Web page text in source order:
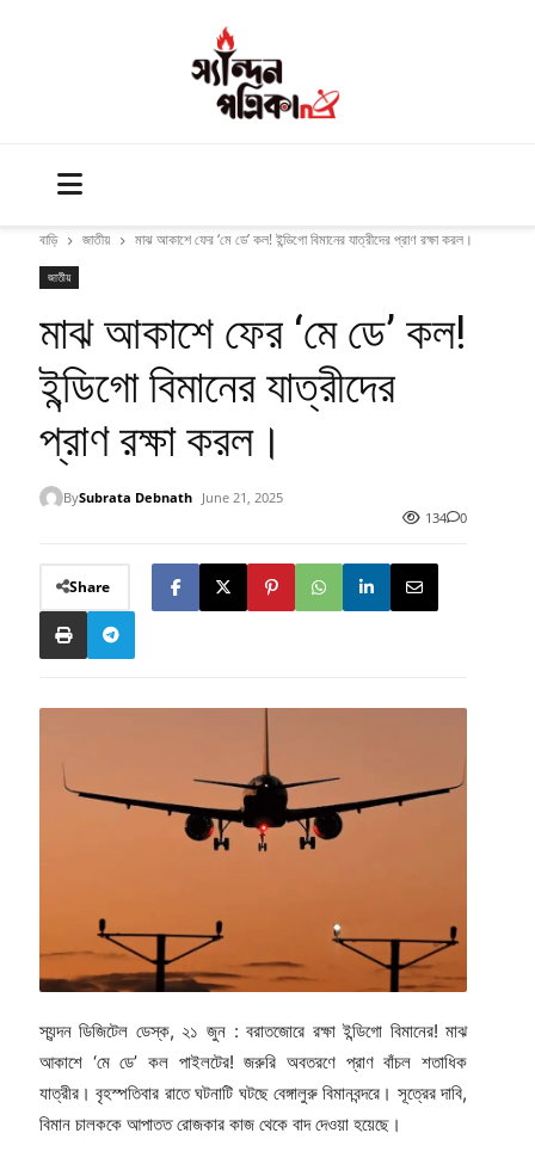
বাড়ি জাতীয় মাঝ আকাশে ফের ‘মে ডে’ কল! ইন্ডিগো বিমানের যাত্রীদের প্রাণ রক্ষা করল।
জাতীয়
মাঝ আকাশে ফের ‘মে ডে’ কল!
ইন্ডিগো বিমানের যাত্রীদের
প্রাণ রক্ষা করল।
BySubrata Debnath
June 21, 2025
134
0
Share
স্যন্দন ডিজিটেল ডেস্ক, ২১ জুন : বরাতজোরে রক্ষা ইন্ডিগো বিমানের! মাঝ
আকাশে ‘মে ডে’ কল পাইলটের! জরুরি অবতরণে প্রাণ বাঁচল শতাধিক
যাত্রীর। বৃহস্পতিবার রাতে ঘটনাটি ঘটছে বেঙ্গালুরু বিমানবন্দরে। সূত্রের দাবি,
বিমান চালককে আপাতত রোজকার কাজ থেকে বাদ দেওয়া হয়েছে।